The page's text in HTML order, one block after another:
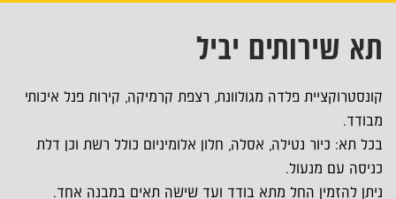
תא שירותים יביל
קונסטרוקציית פלדה מגולוונת, רצפת קרמיקה, קירות פנל איכותי
מבודד.
בכל תא: כיור נטילה, אסלה, חלון אלומיניום כולל רשת וכן דלת
כניסה עם מנעול.
ניתן להזמין החל מתא בודד ועד שישה תאים במבנה אחד.